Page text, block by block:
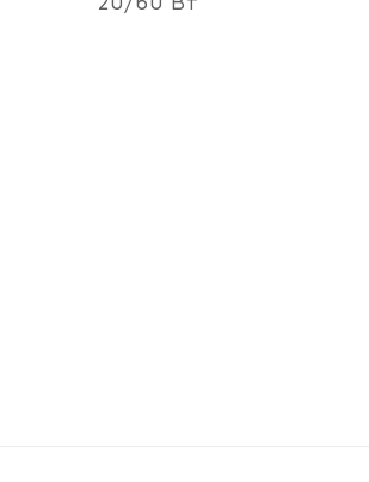
20/60 Вт